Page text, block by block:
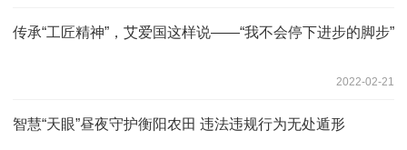
传承“工匠精神”，艾爱国这样说——“我不会停下进步的脚步”
2022-02-21
智慧“天眼”昼夜守护衡阳农田 违法违规行为无处遁形